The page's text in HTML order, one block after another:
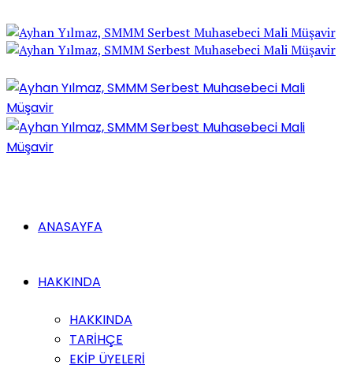
ANASAYFA
HAKKINDA
HAKKINDA
TARİHÇE
EKİP ÜYELERİ